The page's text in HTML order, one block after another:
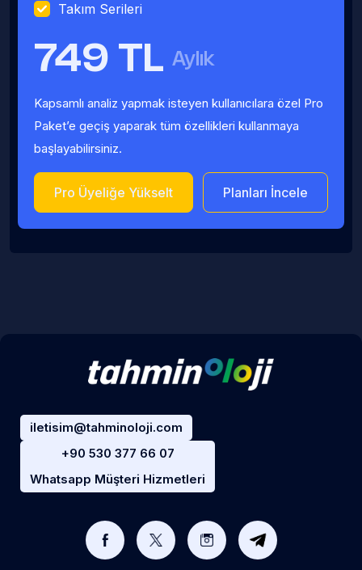
Takım Serileri
749 TL Aylık
Kapsamlı analiz yapmak isteyen kullanıcılara özel Pro
Paket’e geçiş yaparak tüm özellikleri kullanmaya
başlayabilirsiniz.
Pro Üyeliğe Yükselt Planları İncele
iletisim@tahminoloji.com
+90 530 377 66 07
Whatsapp Müşteri Hizmetleri